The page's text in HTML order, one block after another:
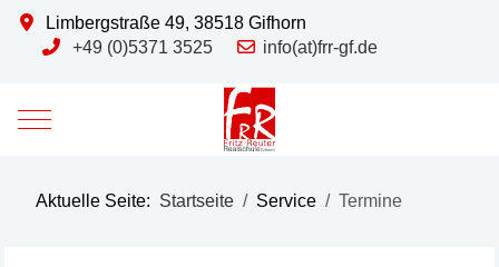
Limbergstraße 49, 38518 Gifhorn
+49 (0)5371 3525
info(at)frr-gf.de
Mobile Menu Toggle
Aktuelle Seite: Startseite Service Termine